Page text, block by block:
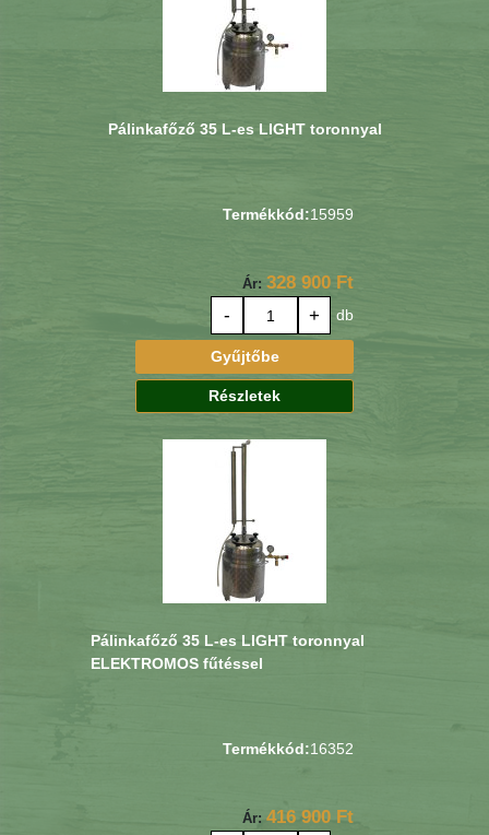
Pálinkafőző 35 L-es LIGHT toronnyal
Termékkód:15959
Ár: 328 900 Ft
-
+ db
Gyűjtőbe
Részletek
Pálinkafőző 35 L-es LIGHT toronnyal
ELEKTROMOS fűtéssel
Termékkód:16352
Ár: 416 900 Ft